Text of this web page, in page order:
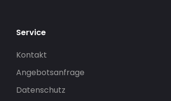
Service
Kontakt
Angebotsanfrage
Datenschutz